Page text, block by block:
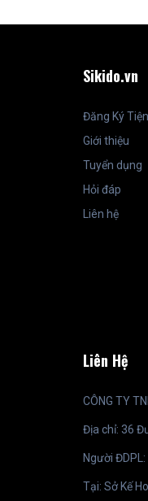
Sikido.vn
Đăng Ký
Giới thiệu
Tuyển dụng
Hỏi đáp
Liên hệ
Liên Hệ
CÔNG TY
Địa chỉ: 36
Người
Tại: Sở Kế